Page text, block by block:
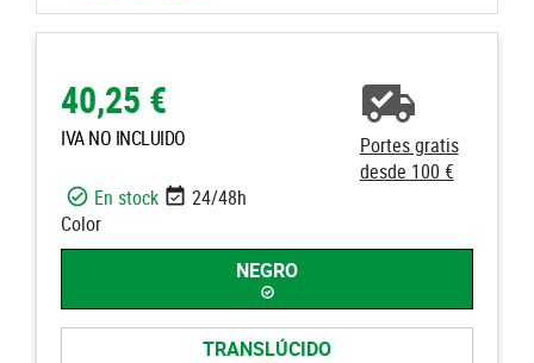
40,25 €
IVA NO INCLUIDO
Portes gratis
desde 100 €
En stock
24/48h
Color
NEGRO
TRANSLÚCIDO